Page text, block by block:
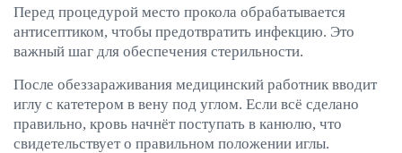
Перед процедурой место прокола обрабатывается
антисептиком, чтобы предотвратить инфекцию. Это
важный шаг для обеспечения стерильности.
После обеззараживания медицинский работник вводит
иглу с катетером в вену под углом. Если всё сделано
правильно, кровь начнёт поступать в канюлю, что
свидетельствует о правильном положении иглы.